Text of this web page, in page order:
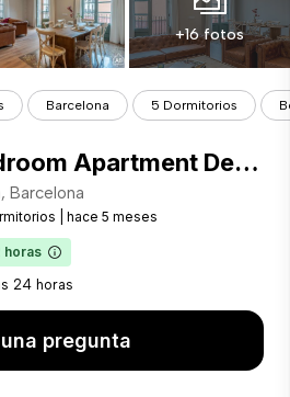
+16 fotos
Barcelona 5 Dormitorios
Beautiful 3-Bedroom Apartment Designed in the 1900´s
Barcelona
hace 5 meses
horas
24 horas
pregunta